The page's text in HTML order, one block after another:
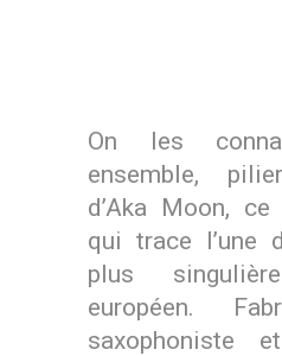
On les
ensemble,
d’Aka Moon, ce
qui trace l’une
plus
européen.
saxophoniste